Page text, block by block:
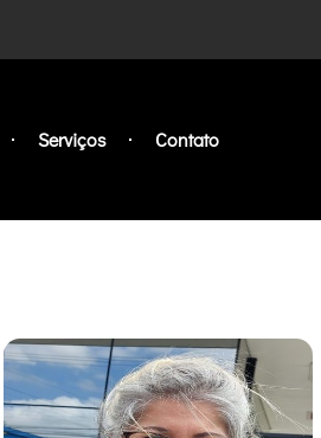
Serviços Contato